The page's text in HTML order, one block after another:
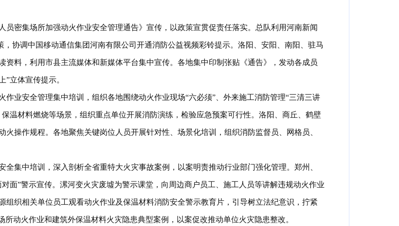
员密集场所加强动火作业安全管理通告》宣传 ， 以政策宣贯促责任落实。 总队利用河南新闻
， 协调中国移动通信集团河南有限公司开通消防公益视频彩铃提示。 洛阳、安阳、南阳、驻马
资料 ， 利用市县主流媒体和新媒体平台集中宣传。 各地集中印制张贴《通告》 ， 发动各成员
”立体宣传提示。
作业安全管理集中培训 ， 组织各地围绕动火作业现场“六必须”、外来施工消防管理“三清三讲
温材料燃烧等场景 ， 组织重点单位开展消防演练 ， 检验应急预案可行性。 洛阳、商丘、鹤壁
火操作规程。 各地聚焦关键岗位人员开展针对性、场景化培训 ， 组织消防监督员、网格员、
全集中培训 ， 深入剖析全省重特大火灾事故案例 ， 以案明责推动行业部门强化管理。 郑州、
面”警示宣传。 漯河变火灾废墟为警示课堂 ， 向周边商户员工、施工人员等讲解违规动火作业
组织相关单位员工观看动火作业及保温材料消防安全警示教育片 ， 引导树立法纪意识 ， 拧紧
所动火作业和建筑外保温材料火灾隐患典型案例 ， 以案促改推动单位火灾隐患整改。